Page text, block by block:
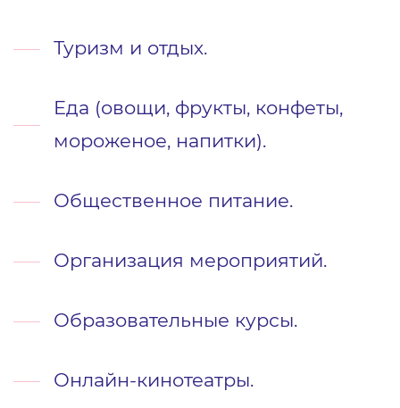
Туризм и отдых.
Еда (овощи, фрукты, конфеты,
мороженое, напитки).
Общественное питание.
Организация мероприятий.
Образовательные курсы.
Онлайн-кинотеатры.